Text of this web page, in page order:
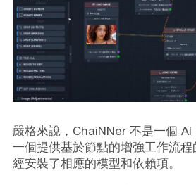
嚴格來說，ChaiNNer 不是一個
一個提供基於節點的增強工作流
經安裝了相應的模型和依賴項。